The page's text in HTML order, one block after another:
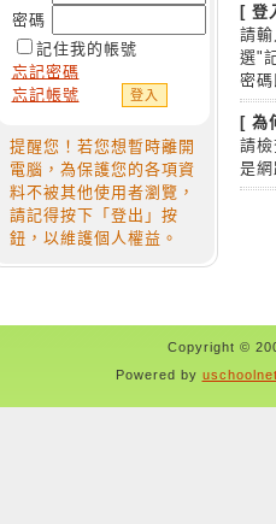
密碼
記住我的帳號
忘記密碼
忘記帳號
提醒您！若您想暫時離開
電腦，為保護您的各項資
料不被其他使用者瀏覽，
請記得按下「登出」按
鈕，以維護個人權益。
[ 登
請
選"
密
[ 為
請
是
Copyright ©
Powered by